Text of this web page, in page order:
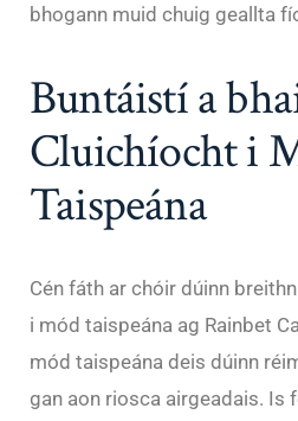
bhogann muid chuig geallta
Buntáistí a
Cluichíocht i
Taispeána
Cén fáth ar chóir dúinn
i mód taispeána ag Rainbet
mód taispeána deis dúinn
gan aon riosca airgeadais. Is